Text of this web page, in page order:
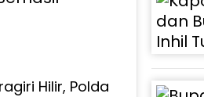
Hilir, Polda